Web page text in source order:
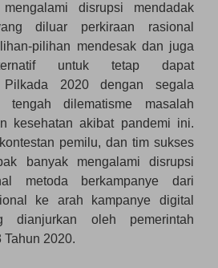
disrupsi mendadak
diluar perkiraan rasional
pilihan mendesak dan juga
untuk tetap dapat
Pilkada 2020 dengan segala
tengah dilematisme masalah
kesehatan akibat pandemi ini.
pemilu, dan tim sukses
banyak mengalami disrupsi
metoda berkampanye dari
ke arah kampanye digital
dianjurkan oleh pemerintah
2020.